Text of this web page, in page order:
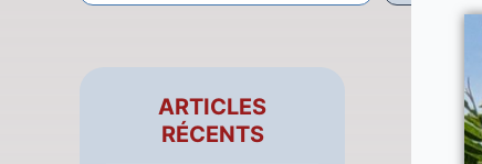
ARTICLES
RÉCENTS